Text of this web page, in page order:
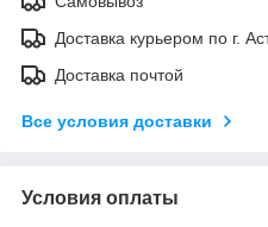
Доставка курьером по г.
Доставка почтой
Все условия доставки
Условия оплаты